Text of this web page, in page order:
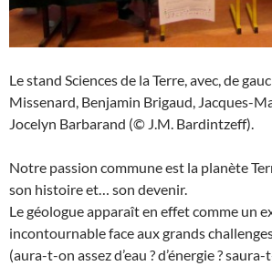
Le stand Sciences de la Terre, avec, de
Missenard, Benjamin Brigaud, Jacques-
Jocelyn Barbarand (© J.M. Bardintzeff).
Notre passion commune est la planète
son histoire et… son devenir.
Le géologue apparaît en effet comme un
incontournable face aux grands
(aura-t-on assez d’eau ? d’énergie ?